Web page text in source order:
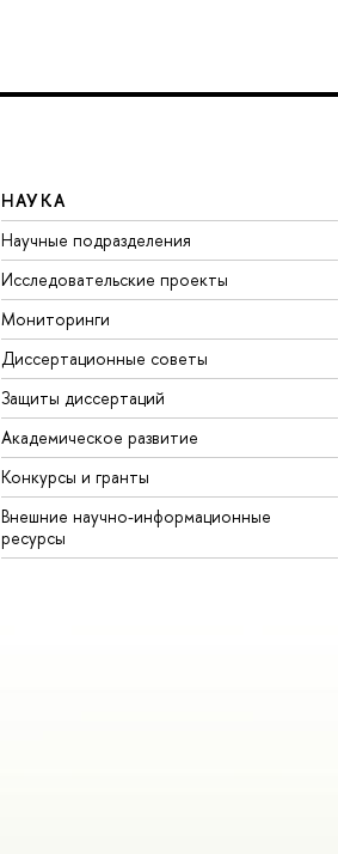
НАУКА
Научные подразделения
Исследовательские проекты
Мониторинги
Диссертационные советы
Защиты диссертаций
Академическое развитие
Конкурсы и гранты
Внешние научно-информационные
ресурсы